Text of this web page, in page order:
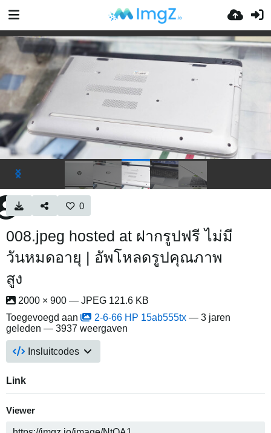
0
008.jpeg hosted at ฝากรูปฟรี ไม่มี
วันหมดอายุ | อัพโหลดรูปคุณภาพ
สูง
2000 × 900 — JPEG 121.6 KB
Toegevoegd aan
2-6-66 HP 15ab555tx — 3 jaren
geleden — 3937 weergaven
Insluitcodes
Link
Viewer